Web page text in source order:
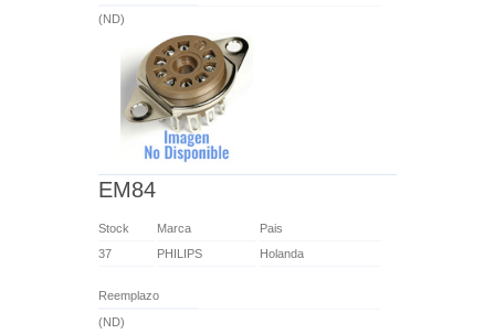
(ND)
EM84
Stock Marca
Pais
37
PHILIPS Holanda
Reemplazo
(ND)